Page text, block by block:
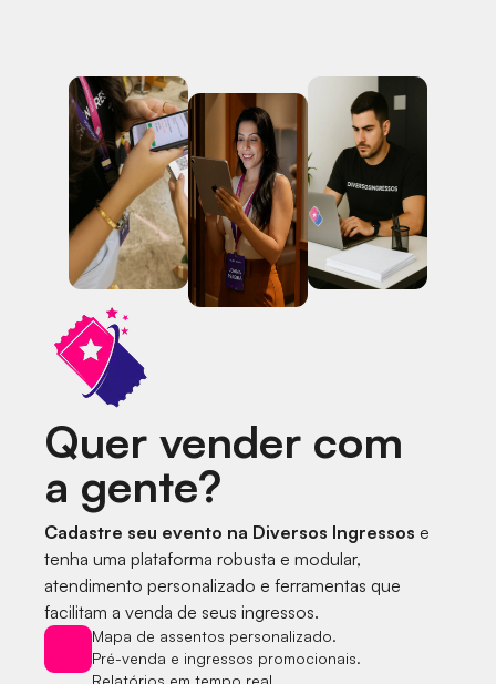
Quer vender com
a gente?
Cadastre seu evento na Diversos Ingressos e
tenha uma plataforma robusta e modular,
atendimento personalizado e ferramentas que
facilitam a venda de seus ingressos.
Mapa de assentos personalizado.
Pré-venda e ingressos promocionais.
Relatórios em tempo real.